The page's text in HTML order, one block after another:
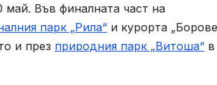
Във финалната част на
парк „Рила“ и курорта
и през природния парк „Витоша“ в